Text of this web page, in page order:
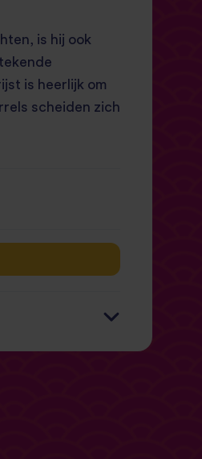
is hij ook
is heerlijk om
scheiden zich